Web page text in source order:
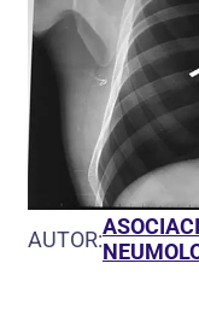
AUTOR: